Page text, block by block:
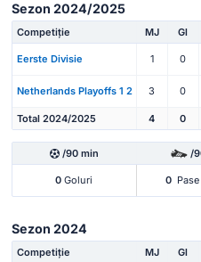
Sezon 2024/2025
Competiție MJ Gl
Eerste Divisie 1 0
Netherlands Playoffs 1 2 3 0
Total 2024/2025 4 0
/90 min /
0 Goluri 0
Sezon 2024
Competiție MJ Gl